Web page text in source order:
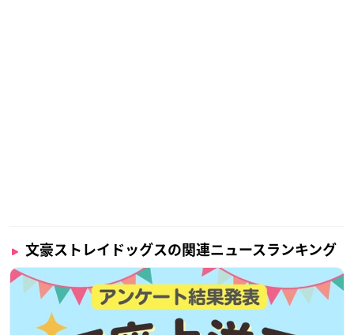
文豪ストレイドッグスの関連ニュースランキング